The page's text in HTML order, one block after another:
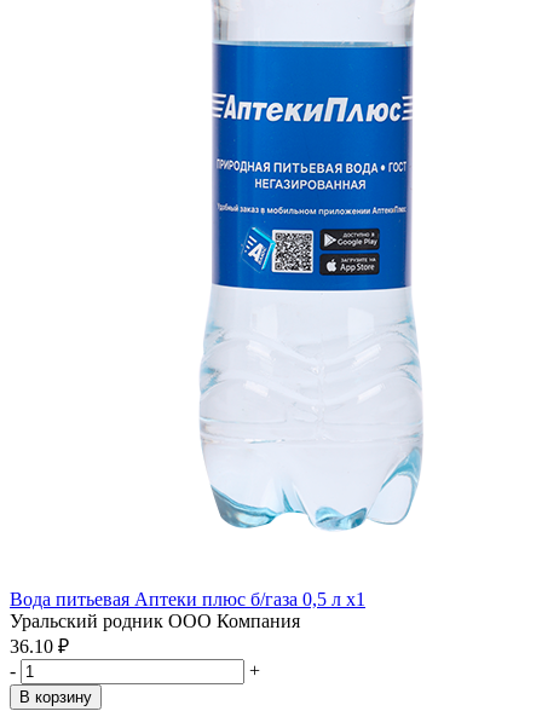
Вода питьевая Аптеки плюс б/газа 0,5 л x1
Уральский родник ООО Компания
36.10 ₽
-
+
В корзину